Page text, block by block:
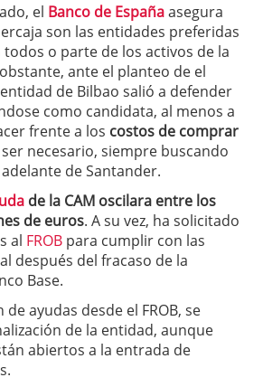
el Banco de Españaasegura
son las entidades preferidas
o parte de los activos de la
ante el planteo de el
de Bilbao salió a defender
como candidata, al menos a
frente a los costos de comprar
necesario, siempre buscando
de Santander.
de la CAM oscilara entre los
de euros. A su vez, ha solicitado
al FROB para cumplir con las
después del fracaso de la
Base.
ayudas desde el FROB, se
de la entidad, aunque
abiertos a la entrada de